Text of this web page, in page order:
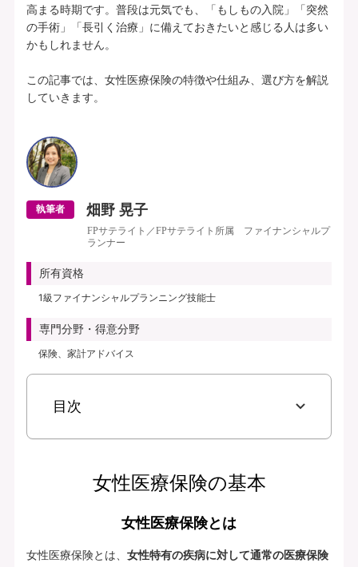
高まる時期です。普段は元気でも、「もしもの入院」「突然
の手術」「長引く治療」に備えておきたいと感じる人は多い
かもしれません。
この記事では、女性医療保険の特徴や仕組み、選び方を解説
していきます。
執筆者 畑野 晃子
FPサテライト／FPサテライト所属 ファイナンシャルプ
ランナー
所有資格
1級ファイナンシャルプランニング技能士
専門分野・得意分野
保険、家計アドバイス
目次
女性医療保険の基本
女性医療保険とは
女性医療保険とは、 女性特有の疾病に対して通常の医療保険